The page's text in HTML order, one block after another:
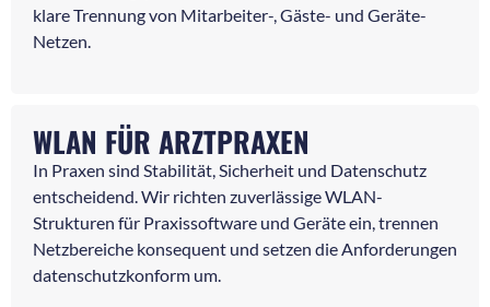
klare Trennung von Mitarbeiter-, Gäste- und Geräte-
Netzen.
WLAN FÜR ARZTPRAXEN
In Praxen sind Stabilität, Sicherheit und Datenschutz
entscheidend. Wir richten zuverlässige WLAN-
Strukturen für Praxissoftware und Geräte ein, trennen
Netzbereiche konsequent und setzen die Anforderungen
datenschutzkonform um.